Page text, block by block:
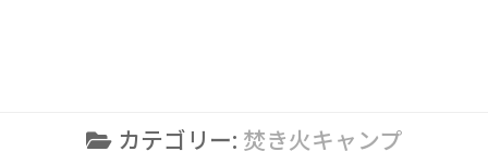
カテゴリー: 焚き火キャンプ